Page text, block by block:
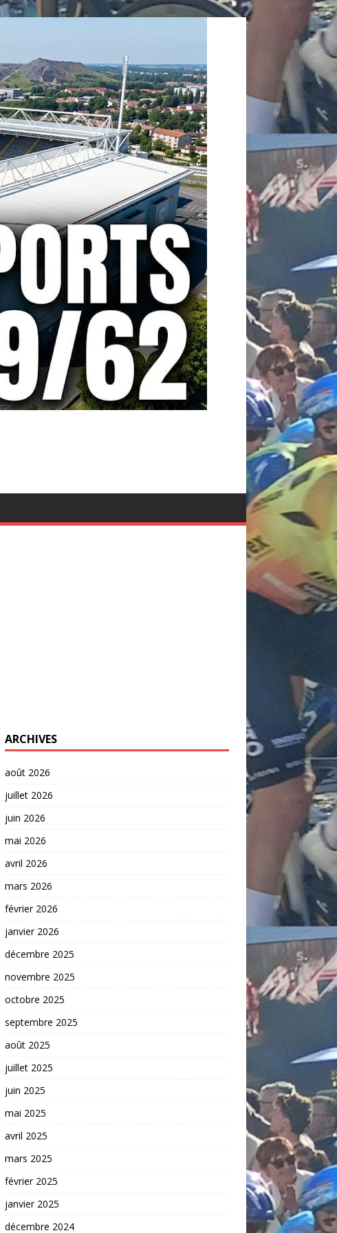
ARCHIVES
août 2026
juillet 2026
juin 2026
mai 2026
avril 2026
mars 2026
février 2026
janvier 2026
décembre 2025
novembre 2025
octobre 2025
septembre 2025
août 2025
juillet 2025
juin 2025
mai 2025
avril 2025
mars 2025
février 2025
janvier 2025
décembre 2024